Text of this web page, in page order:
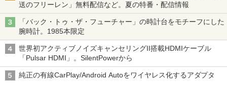
送のフリーレン」無料配信など。夏の特番・配信情報
「バック・トゥ・ザ・フューチャー」の時計台をモチーフにした
腕時計。1985本限定
世界初アクティブノイズキャンセリングII搭載HDMIケーブル
「Pulsar HDMI」。SilentPowerから
純正の有線CarPlay/Android Autoをワイヤレス化するアダプタ